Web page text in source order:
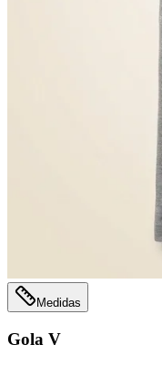
Medidas
Gola V